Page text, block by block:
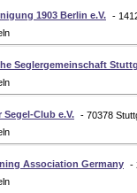
1903 Berlin e.V. -
Seglergemeinschaft
Club e.V. - 70378
Association Germany -